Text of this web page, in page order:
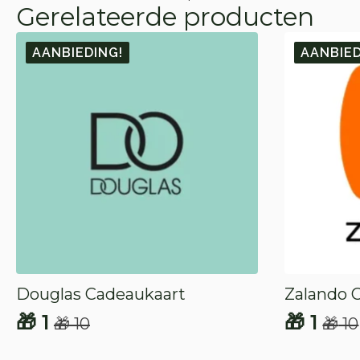
Gerelateerde producten
AANBIEDING!
Douglas Cadeaukaart
🎁10
Oorspronkelijke
🎁 1
Huidige
Zalando
🎁10
🎁 1
Huidige